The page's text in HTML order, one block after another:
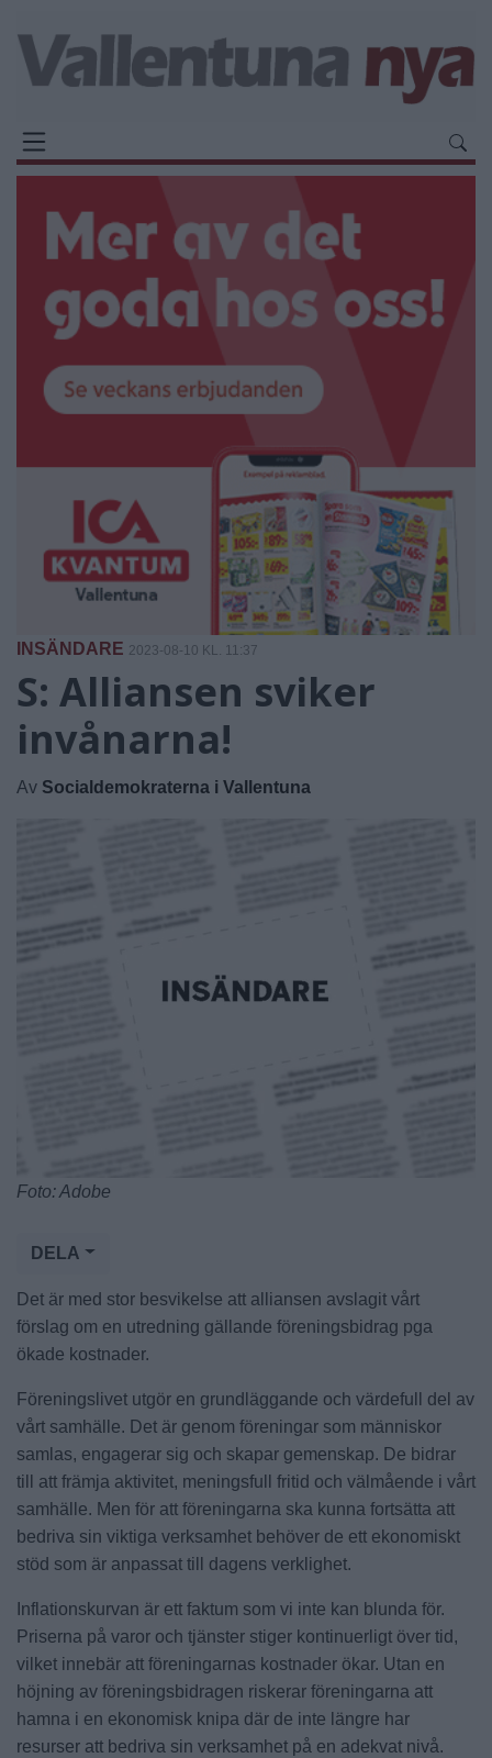
INSÄNDARE 2023-08-10 KL. 11:37
S: Alliansen sviker
invånarna!
Av Socialdemokraterna i Vallentuna
Foto: Adobe
DELA
Det är med stor besvikelse att alliansen avslagit vårt
förslag om en utredning gällande föreningsbidrag pga
ökade kostnader.
Föreningslivet utgör en grundläggande och värdefull del av
vårt samhälle. Det är genom föreningar som människor
samlas, engagerar sig och skapar gemenskap. De bidrar
till att främja aktivitet, meningsfull fritid och välmående i vårt
samhälle. Men för att föreningarna ska kunna fortsätta att
bedriva sin viktiga verksamhet behöver de ett ekonomiskt
stöd som är anpassat till dagens verklighet.
Inflationskurvan är ett faktum som vi inte kan blunda för.
Priserna på varor och tjänster stiger kontinuerligt över tid,
vilket innebär att föreningarnas kostnader ökar. Utan en
höjning av föreningsbidragen riskerar föreningarna att
hamna i en ekonomisk knipa där de inte längre har
resurser att bedriva sin verksamhet på en adekvat nivå.